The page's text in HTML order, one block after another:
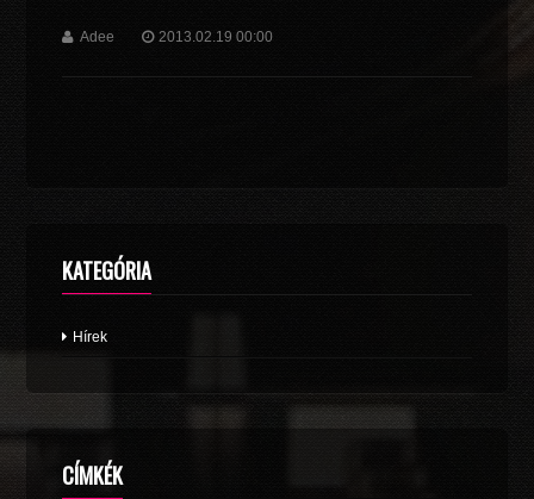
Adee 2013.02.19 00:00
KATEGÓRIA
Hírek
CÍMKÉK